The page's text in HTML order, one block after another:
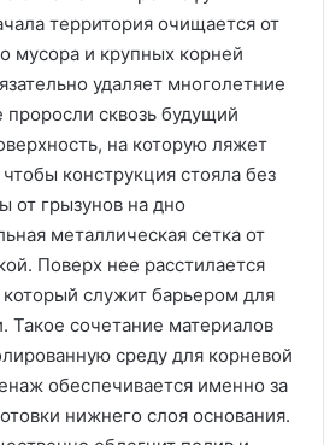
территория очищается от
мусора и крупных корней
удаляет многолетние
сквозь будущий
на которую ляжет
конструкция стояла без
от грызунов на дно
металлическая сетка от
Поверх нее расстилается
служит барьером для
Такое сочетание материалов
среду для корневой
обеспечивается именно за
нижнего слоя основания.